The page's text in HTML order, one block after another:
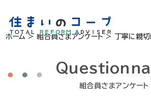
ホーム >組合員さまアンケート > 丁寧に親
組合員さまアンケート